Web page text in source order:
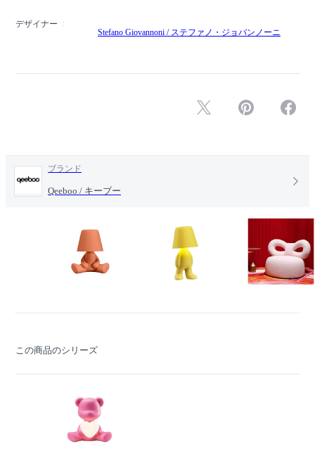
デザイナー
Stefano Giovannoni / ステファノ・ジョバンノーニ
ブランド
Qeeboo / キーブー
この商品のシリーズ